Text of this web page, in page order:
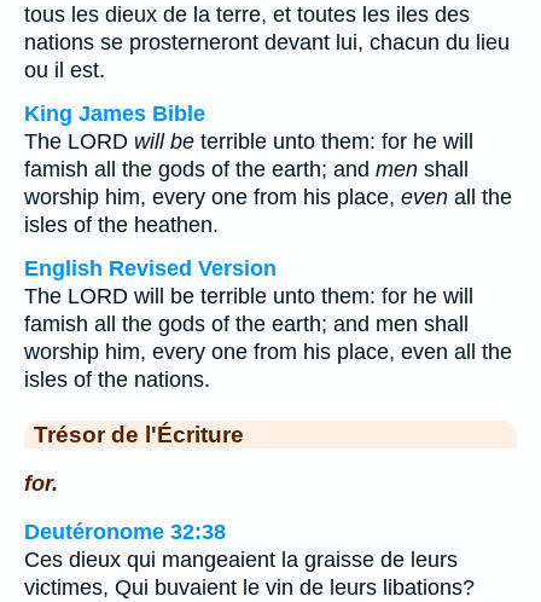
tous les dieux de la terre, et toutes les iles des
nations se prosterneront devant lui, chacun du lieu
ou il est.
King James Bible
The LORD will be terrible unto them: for he will
famish all the gods of the earth; and men shall
worship him, every one from his place, even all the
isles of the heathen.
English Revised Version
The LORD will be terrible unto them: for he will
famish all the gods of the earth; and men shall
worship him, every one from his place, even all the
isles of the nations.
Trésor de l'Écriture
for.
Deutéronome 32:38
Ces dieux qui mangeaient la graisse de leurs
victimes, Qui buvaient le vin de leurs libations?